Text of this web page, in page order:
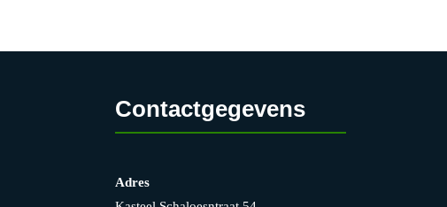
Contactgegevens
Adres